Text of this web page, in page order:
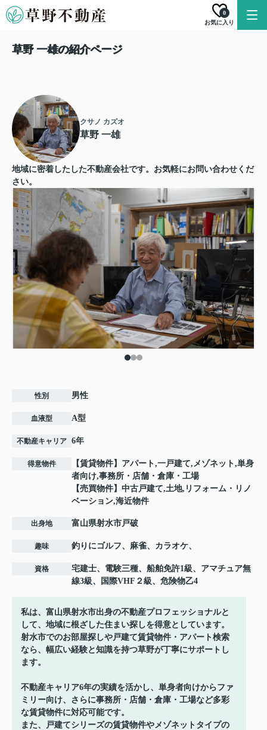
お気に入り
0
草野 一雄の紹介ページ
クサノ カズオ
草野 一雄
地域に密着したした不動産会社です。お気軽にお問い合わせくだ
さい。
性別 男性
血液型 A型
不動産キャリア 6年
得意物件
【賃貸物件】アパート,一戸建て,メゾネット,単身
者向け,事務所・店舗・倉庫・工場
【売買物件】中古戸建て,土地,リフォーム・リノ
ベーション,海近物件
出身地 富山県射水市戸破
趣味 釣りにゴルフ、麻雀、カラオケ、
資格
宅建士、電験三種、船舶免許1級、アマチュア無
線3級、国際VHF２級、危険物乙4
私は、富山県射水市出身の不動産プロフェッショナルと
して、地域に根ざした住まい探しを得意としています。
射水市でのお部屋探しや戸建て賃貸物件・アパート検索
なら、幅広い経験と知識を持つ草野が丁寧にサポートし
ます。
不動産キャリア6年の実績を活かし、単身者向けからファ
ミリー向け、さらに事務所・店舗・倉庫・工場など多彩
な賃貸物件に対応可能です。
また、戸建てシリーズの賃貸物件やメゾネットタイプの